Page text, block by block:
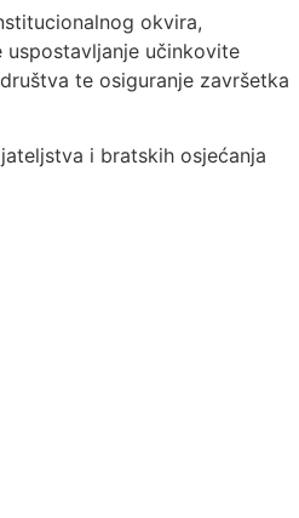
okvira,
učinkovite
te osiguranje završetka
i bratskih osjećanja